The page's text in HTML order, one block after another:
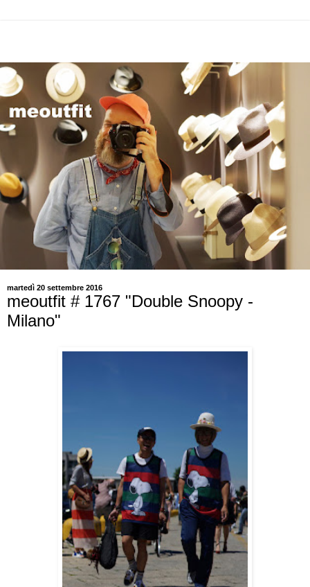
martedì 20 settembre 2016
meoutfit # 1767 "Double Snoopy -
Milano"